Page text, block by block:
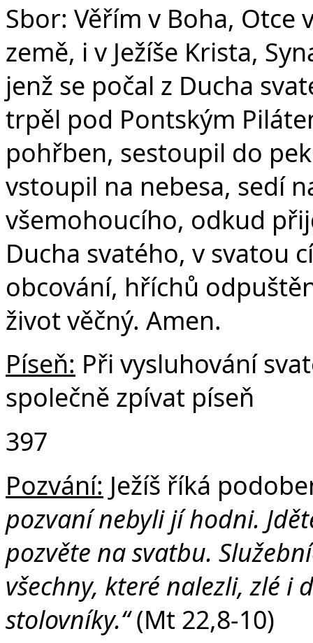
Sbor: Věřím v Boha,
země, i v Ježíše Krista,
jenž se počal z Ducha
trpěl pod Pontským
pohřben, sestoupil do
vstoupil na nebesa, sedí
všemohoucího, odkud
Ducha svatého, v svatou
obcování, hříchů
život věčný. Amen.
Píseň: Při vysluhování
společně zpívat píseň
397
Pozvání: Ježíš říká
pozvaní nebyli jí hodni.
pozvěte na svatbu.
všechny, které nalezli, zlé i
stolovníky.“(Mt 22,8-10)